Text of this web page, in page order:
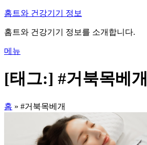
내
으
바
기
홈트와 건강기기 정보
홈트와 건강기기 정보를 소개합니다.
메뉴
[태그:] #거북목베개
홈 » #거북목베개